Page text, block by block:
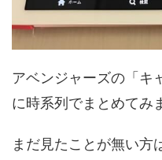
アベンジャーズの「キ
に時系列でまとめてみ
まだ見たことが無い方